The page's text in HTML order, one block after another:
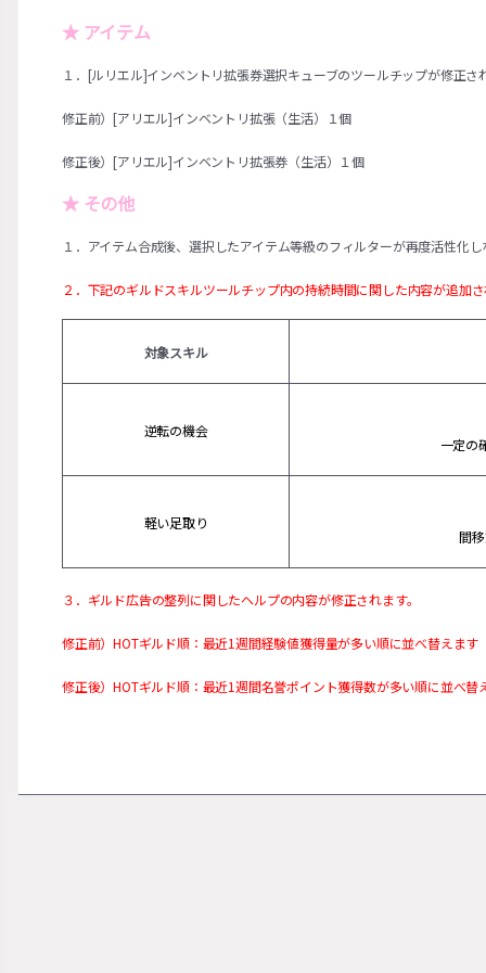
★ アイテム
１．[ルリエル]インベントリ拡張券選択キューブのツールチップが修正さ
修正前）[アリエル]インベントリ拡張（生活）１個
修正後）[アリエル]インベントリ拡張券（生活）１個
★ その他
１．アイテム合成後、選択したアイテム等級のフィルターが再度活性化
２．下記のギルドスキルツールチップ内の持続時間に関した内容が追加
対象スキル
逆転の機会
一定の
軽い足取り
間
３．ギルド広告の整列に関したヘルプの内容が修正されます。
修正前）HOTギルド順：最近1週間経験値獲得量が多い順に並べ替えます
修正後）HOTギルド順：最近1週間名誉ポイント獲得数が多い順に並べ替